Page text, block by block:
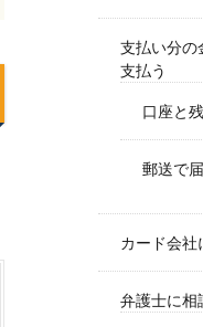
支払い分の
支払う
口座と
郵送で
カード会社
弁護士に相